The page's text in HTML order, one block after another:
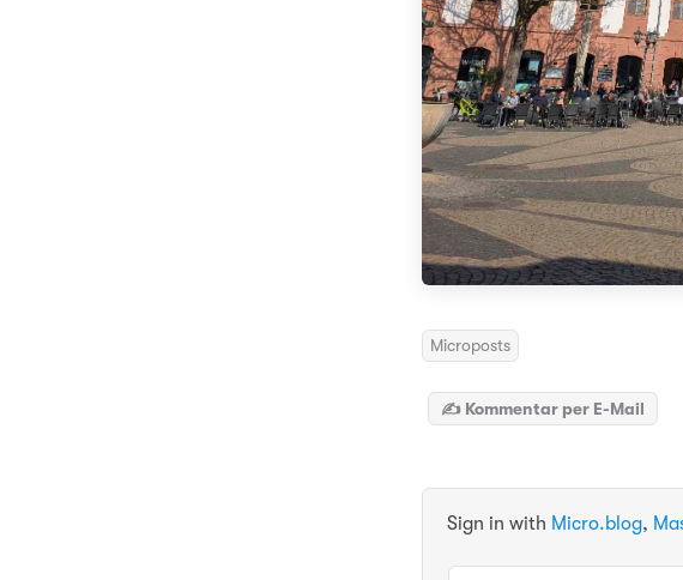
Microposts
✍️ Kommentar per E-Mail
Sign in with Micro.blog,